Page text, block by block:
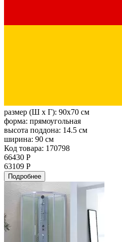
размер (Ш х Г): 90x70 см
форма: прямоугольная
высота поддона: 14.5 см
ширина: 90 см
Код товара: 170798
66430 Р
63109 Р
Подробнее